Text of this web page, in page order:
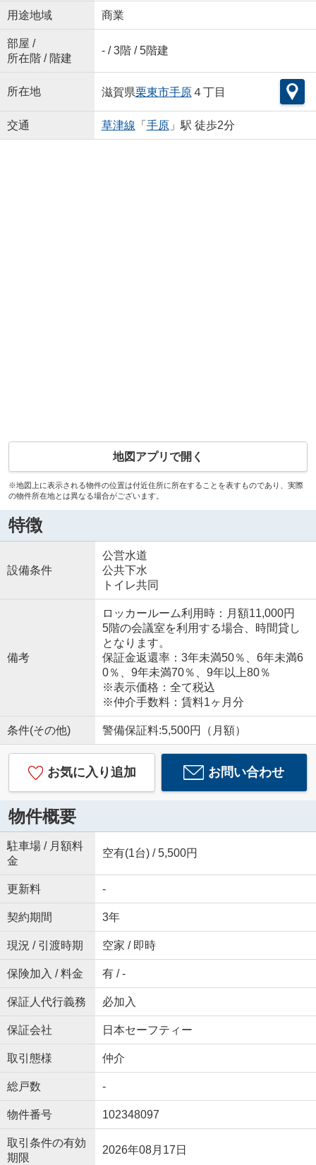
用途地域 商業
部屋 /
所在階 / 階建
- / 3階 / 5階建
所在地 滋賀県栗東市手原４丁目
交通 草津線 「 手原」駅 徒歩2分
地図アプリで開く
※地図上に表示される物件の位置は付近住所に所在することを表すものであり、実際
の物件所在地とは異なる場合がございます。
特徴
設備条件
公営水道
公共下水
トイレ共同
備考
ロッカールーム利用時：月額11,000円
5階の会議室を利用する場合、時間貸し
となります。
保証金返還率：3年未満50％、6年未満6
0％、9年未満70％、9年以上80％
※表示価格：全て税込
※仲介手数料：賃料1ヶ月分
条件(その他) 警備保証料:5,500円（月額）
お気に入り追加 お問い合わせ
物件概要
駐車場 / 月額料
金
空有(1台) / 5,500円
更新料 -
契約期間 3年
現況 / 引渡時期 空家 / 即時
保険加入 / 料金 有 / -
保証人代行義務 必加入
保証会社 日本セーフティー
取引態様 仲介
総戸数 -
物件番号 102348097
取引条件の有効
期限
2026年08月17日